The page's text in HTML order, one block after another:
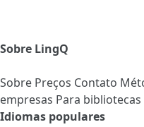
Sobre LingQ
Sobre Preços Contato
empresas Para bibliotecas
Idiomas populares